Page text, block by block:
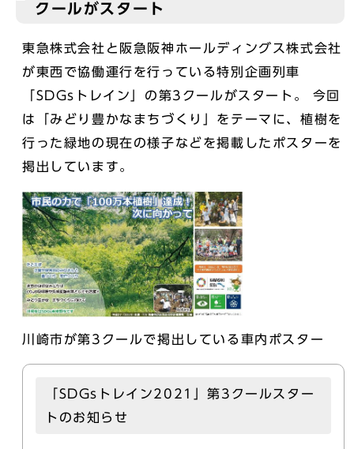
クールがスタート
東急株式会社と阪急阪神ホールディングス株式会社
が東西で協働運行を行っている特別企画列車
「SDGsトレイン」の第3クールがスタート。 今回
は「みどり豊かなまちづくり」をテーマに、植樹を
⾏った緑地の現在の様子などを掲載したポスターを
掲出しています。
川崎市が第3クールで掲出している車内ポスター
「SDGsトレイン2021」第3クールスター
トのお知らせ